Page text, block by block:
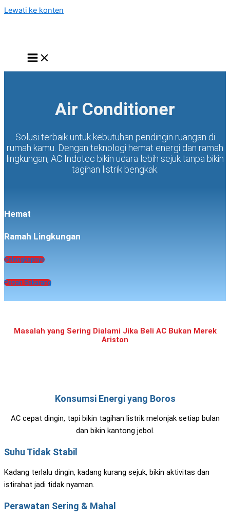
Lewati ke konten
Air Conditioner
Solusi terbaik untuk kebutuhan pendingin ruangan di
rumah kamu. Dengan teknologi hemat energi dan ramah
lingkungan, AC Indotec bikin udara lebih sejuk tanpa bikin
tagihan listrik bengkak.
Hemat
Ramah Lingkungan
Selengkapnya
Pesan Sekarang
Masalah yang Sering Dialami Jika Beli AC Bukan Merek
Ariston
Konsumsi Energi yang Boros
AC cepat dingin, tapi bikin tagihan listrik melonjak setiap bulan
dan bikin kantong jebol.
Suhu Tidak Stabil
Kadang terlalu dingin, kadang kurang sejuk, bikin aktivitas dan
istirahat jadi tidak nyaman.
Perawatan Sering & Mahal